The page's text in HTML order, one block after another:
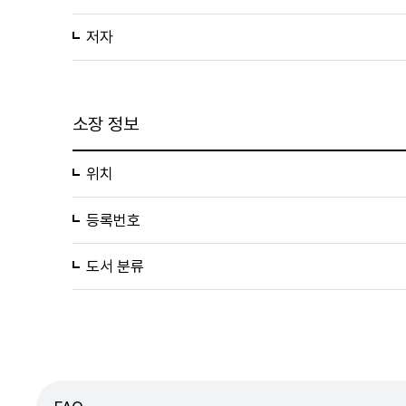
저자
소장 정보
위치
등록번호
도서 분류